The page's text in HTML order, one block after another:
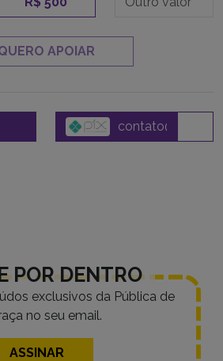
APOIAR
POR DENTRO
exclusivos da Pública de
no seu email.
ASSINAR